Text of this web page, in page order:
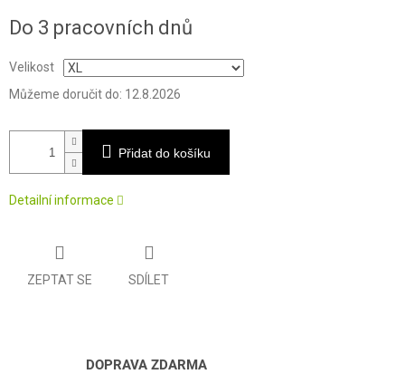
cena:
Do 3 pracovních dnů
Velikost
Můžeme doručit do: 12.8.2026
Přidat do košíku
Detailní informace
ZEPTAT SE SDÍLET
DOPRAVA ZDARMA